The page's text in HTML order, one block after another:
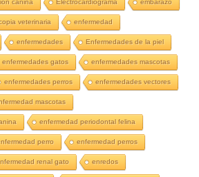
canina Electrocardiograma embarazo
veterinaria enfermedad
enfermedades Enfermedades de la piel
enfermedades gatos enfermedades mascotas
enfermedades perros enfermedades vectores
mascotas
enfermedad periodontal felina
perro enfermedad perros
renal gato enredos